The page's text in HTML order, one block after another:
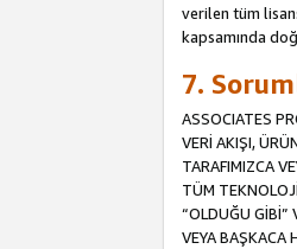
verilen tüm
kapsamında
7.
ASSOCIATES
VERİ AKIŞI,
TARAFIMIZCA
TÜM
“OLDUĞU GİBİ”
VEYA BAŞKACA